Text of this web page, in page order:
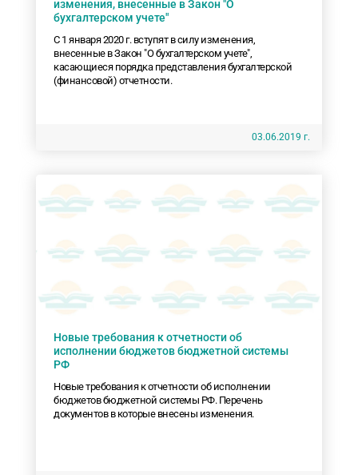
изменения, внесенные в Закон "О
бухгалтерском учете"
С 1 января 2020 г. вступят в силу изменения,
внесенные в Закон "О бухгалтерском учете",
касающиеся порядка представления бухгалтерской
(финансовой) отчетности.
03.06.2019 г.
Новые требования к отчетности об
исполнении бюджетов бюджетной системы
РФ
Новые требования к отчетности об исполнении
бюджетов бюджетной системы РФ. Перечень
документов в которые внесены изменения.